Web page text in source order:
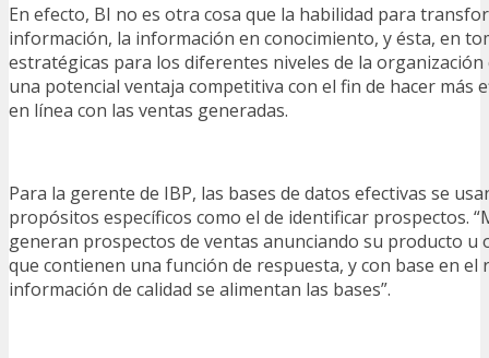
En efecto, BI no es otra cosa que la habilidad para
información, la información en conocimiento, y ésta, en
estratégicas para los diferentes niveles de la
una potencial ventaja competitiva con el fin de hacer más
en línea con las ventas generadas.
Para la gerente de IBP, las bases de datos efectivas se
propósitos específicos como el de identificar prospectos.
generan prospectos de ventas anunciando su producto u
que contienen una función de respuesta, y con base en el
información de calidad se alimentan las bases”.